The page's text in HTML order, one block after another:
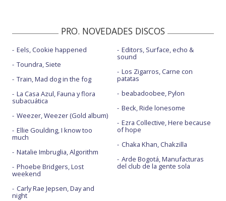
PRO. NOVEDADES DISCOS
Eels, Cookie happened
Toundra, Siete
Train, Mad dog in the fog
La Casa Azul, Fauna y flora
subacuática
Weezer, Weezer (Gold album)
Ellie Goulding, I know too
much
Natalie Imbruglia, Algorithm
Phoebe Bridgers, Lost
weekend
Carly Rae Jepsen, Day and
night
Editors, Surface, echo &
sound
Los Zigarros, Carne con
patatas
beabadoobee, Pylon
Beck, Ride lonesome
Ezra Collective, Here because
of hope
Chaka Khan, Chakzilla
Arde Bogotá, Manufacturas
del club de la gente sola